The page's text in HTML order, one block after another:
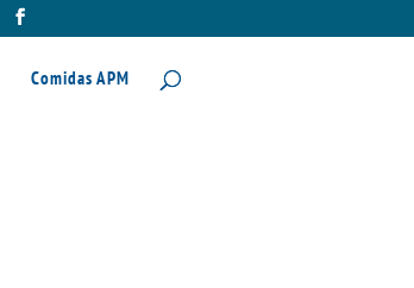
Comidas APM